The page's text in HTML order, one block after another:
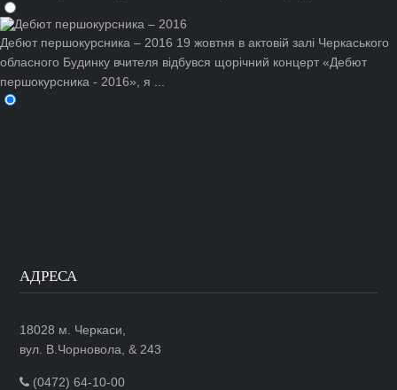
Дебют першокурсника – 2016 19 жовтня в актовій залі Черкаського
обласного Будинку вчителя відбувся щорічний концерт «Дебют
першокурсника - 2016», я ...
АДРЕСА
18028 м. Черкаси,
вул. В.Чорновола, & 243
(0472) 64-10-00